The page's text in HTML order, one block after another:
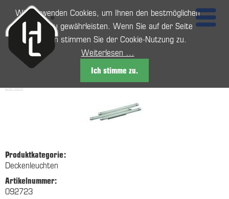
Produktkategorie:
Deckenleuchten
Artikelnummer:
092723
Zurück
Wir verwenden Cookies, um Ihnen den bestmöglichen
Service zu gewährleisten. Wenn Sie auf der Seite
weitersurfen stimmen Sie der Cookie-Nutzung zu.
Weiterlesen …
Ich stimme zu.